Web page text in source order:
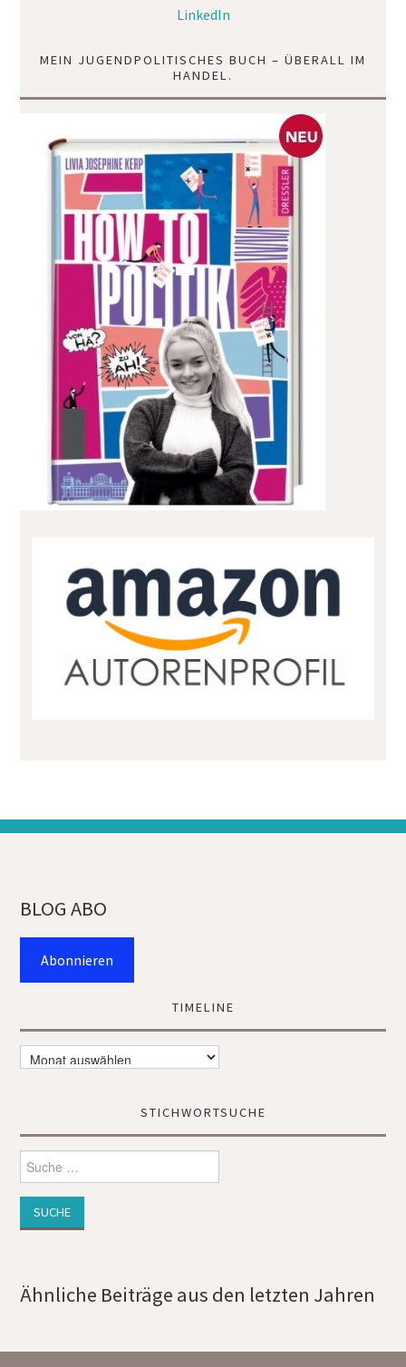
LinkedIn
MEIN JUGENDPOLITISCHES BUCH – ÜBERALL IM
HANDEL.
BLOG ABO
Abonnieren
TIMELINE
Timeline
STICHWORTSUCHE
Suche
nach:
Ähnliche Beiträge aus den letzten Jahren